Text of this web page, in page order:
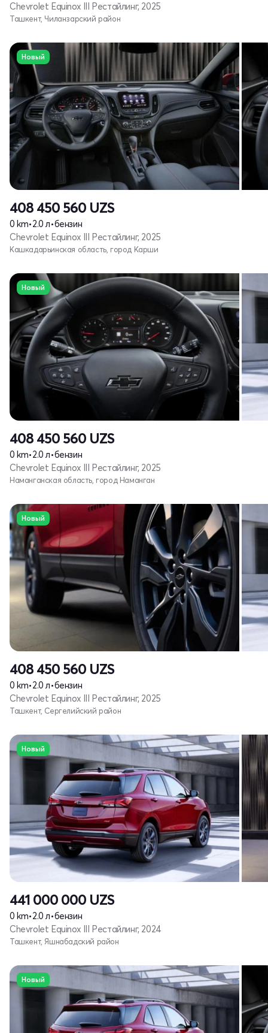
Chevrolet Equinox III Рестайлинг, 2025
Ташкент, Чиланзарский район
Новый
408 450 560 UZS
0 km•2.0 л•бензин
Chevrolet Equinox III Рестайлинг, 2025
Кашкадарьинская область, город Карши
Новый
408 450 560 UZS
0 km•2.0 л•бензин
Chevrolet Equinox III Рестайлинг, 2025
Наманганская область, город Наманган
Новый
408 450 560 UZS
0 km•2.0 л•бензин
Chevrolet Equinox III Рестайлинг, 2025
Ташкент, Сергелийский район
Новый
441 000 000 UZS
0 km•2.0 л•бензин
Chevrolet Equinox III Рестайлинг, 2024
Ташкент, Яшнабадский район
Новый